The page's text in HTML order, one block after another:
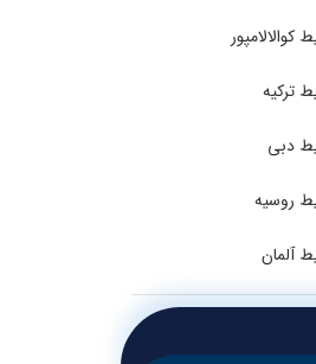
کوالالامپور
ترکیه
دبی
روسیه
آلمان